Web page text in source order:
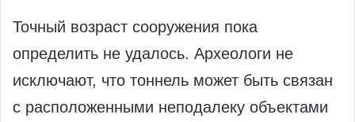
Точный возраст сооружения пока
определить не удалось. Археологи не
исключают, что тоннель может быть связан
с расположенными неподалеку объектами